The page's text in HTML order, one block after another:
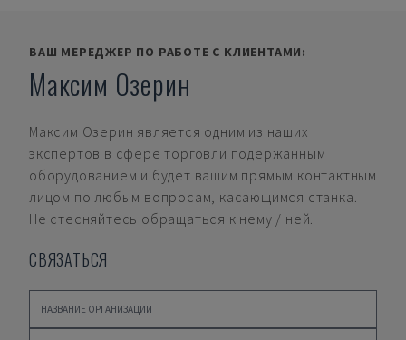
ВАШ МЕРЕДЖЕР ПО РАБОТЕ С КЛИЕНТАМИ:
Максим Озерин
Максим Озерин является одним из наших
экспертов в сфере торговли подержанным
оборудованием и будет вашим прямым контактным
лицом по любым вопросам, касающимся станка.
Не стесняйтесь обращаться к нему / ней.
СВЯЗАТЬСЯ